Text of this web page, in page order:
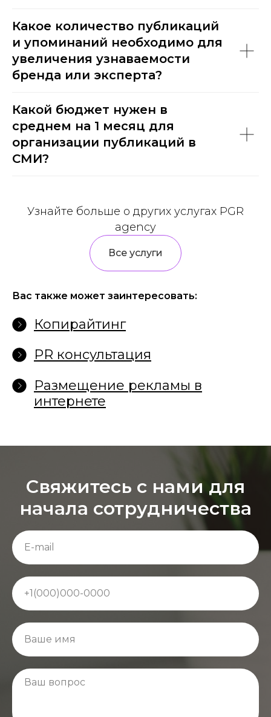
Какое количество публикаций
и упоминаний необходимо для
увеличения узнаваемости
бренда или эксперта?
Какой бюджет нужен в
среднем на 1 месяц для
организации публикаций в
СМИ?
Узнайте больше о других услугах PGR
agency
Все услуги
Вас также может заинтересовать:
Копирайтинг
PR консультация
Размещение рекламы в
интернете
Свяжитесь с нами для
начала сотрудничества